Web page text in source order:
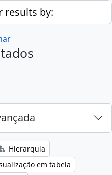
results by:
Hierarquia
em tabela